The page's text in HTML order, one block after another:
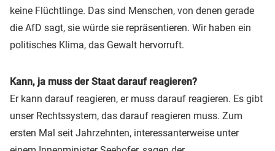
keine Flüchtlinge. Das sind Menschen, von denen gerade
die AfD sagt, sie würde sie repräsentieren. Wir haben ein
politisches Klima, das Gewalt hervorruft.
Kann, ja muss der Staat darauf reagieren?
Er kann darauf reagieren, er muss darauf reagieren. Es gibt
unser Rechtssystem, das darauf reagieren muss. Zum
ersten Mal seit Jahrzehnten, interessanterweise unter